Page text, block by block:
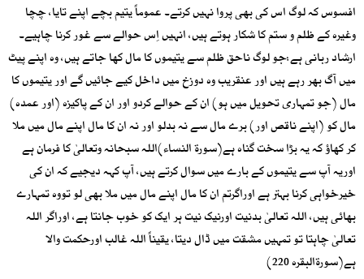
افسوس کہ لوگ اس کی بھی پروا نہیں کرتے۔ عموماً یتیم بچے اپنے تایا، چچا
وغیرہ کے ظلم و ستم کا شکار ہوتے ہیں، انہیں اِس حوالے سے غور کرنا چاہیے۔
ارشاد ربانی ہے:جو لوگ ناحق ظلم سے یتیموں کا مال کھا جاتے ہیں، وہ اپنے پیٹ
میں آگ بھر رہے ہیں اور عنقریب وہ دوزخ میں داخل کیے جائیں گے اور یتیموں کا
مال (جو تمہاری تحویل میں ہو) ان کے حوالے کردو اور ان کے پاکیزہ (اور عمدہ)
مال کو (اپنے ناقص اور) برے مال سے نہ بدلو اور نہ ان کا مال اپنے مال میں ملا
کر کھاؤ کہ یہ بڑا سخت گناہ ہے(سورۃ النساء)اللہ سبحانہ وتعالیٰ کا فرمان ہے
اوریہ آپ سے یتیموں کے بارے میں سوال کرتے ہیں، آپ کہہ دیجیے کہ ان کی
خیرخواہی کرنا بہتر ہے اوراگرتم ان کا مال اپنے مال میں ملا بھی لو تووہ تمہارے
بھائی ہیں، اللہ تعالیٰ بدنیت اورنیک نیت ہر ایک کو خوب جانتا ہے، اوراگر اللہ
تعالیٰ چاہتا تو تمہیں مشقت میں ڈال دیتا، یقیناً اللہ غالب اورحکمت والا
ہے(سورۃالبقرہ 220)